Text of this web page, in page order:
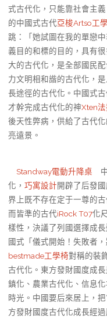
式古代化，只能靠社會主
的中國式古代亞梭Artso工
跳：「她試圖在我的單戀
義目的和標的目的，具有
大的古代化，是全部國民
力文明相和諧的古代化，
長途徑的古代化。中國式
才幹完成古代化的神Xten法
後天性弊病，供給了古代
亮遠景。
Standway電動升降桌
化， 巧寓設計開辟了后發
界上既不存在定于一尊的
而皆準的古代iRock T07化
樣性，決議了列國選擇成
國式「儀式開始！失敗者
bestmade工學椅對稱的裝
古代化。東方發財國度成
鎮化、農業古代化、信息
時光。中國要后來居上，
方發財國度古代化成長經